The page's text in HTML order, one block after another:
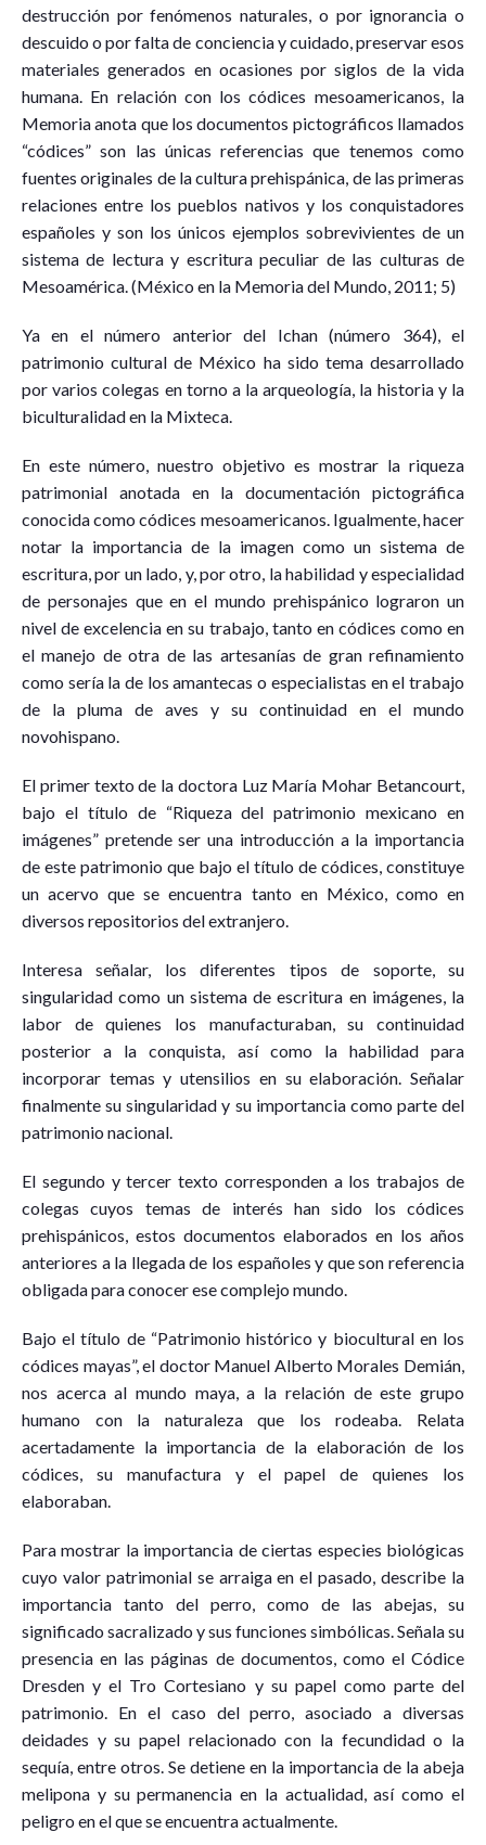
destrucción por fenómenos naturales, o por ignorancia o
descuido o por falta de conciencia y cuidado, preservar esos
materiales generados en ocasiones por siglos de la vida
humana. En relación con los códices mesoamericanos, la
Memoria anota que los documentos pictográficos llamados
“códices” son las únicas referencias que tenemos como
fuentes originales de la cultura prehispánica, de las primeras
relaciones entre los pueblos nativos y los conquistadores
españoles y son los únicos ejemplos sobrevivientes de un
sistema de lectura y escritura peculiar de las culturas de
Mesoamérica. (México en la Memoria del Mundo, 2011; 5)
Ya en el número anterior del Ichan (número 364), el
patrimonio cultural de México ha sido tema desarrollado
por varios colegas en torno a la arqueología, la historia y la
biculturalidad en la Mixteca.
En este número, nuestro objetivo es mostrar la riqueza
patrimonial anotada en la documentación pictográfica
conocida como códices mesoamericanos. Igualmente, hacer
notar la importancia de la imagen como un sistema de
escritura, por un lado, y, por otro, la habilidad y especialidad
de personajes que en el mundo prehispánico lograron un
nivel de excelencia en su trabajo, tanto en códices como en
el manejo de otra de las artesanías de gran refinamiento
como sería la de los amantecas o especialistas en el trabajo
de la pluma de aves y su continuidad en el mundo
novohispano.
El primer texto de la doctora Luz María Mohar Betancourt,
bajo el título de “Riqueza del patrimonio mexicano en
imágenes” pretende ser una introducción a la importancia
de este patrimonio que bajo el título de códices, constituye
un acervo que se encuentra tanto en México, como en
diversos repositorios del extranjero.
Interesa señalar, los diferentes tipos de soporte, su
singularidad como un sistema de escritura en imágenes, la
labor de quienes los manufacturaban, su continuidad
posterior a la conquista, así como la habilidad para
incorporar temas y utensilios en su elaboración. Señalar
finalmente su singularidad y su importancia como parte del
patrimonio nacional.
El segundo y tercer texto corresponden a los trabajos de
colegas cuyos temas de interés han sido los códices
prehispánicos, estos documentos elaborados en los años
anteriores a la llegada de los españoles y que son referencia
obligada para conocer ese complejo mundo.
Bajo el título de “Patrimonio histórico y biocultural en los
códices mayas”, el doctor Manuel Alberto Morales Demián,
nos acerca al mundo maya, a la relación de este grupo
humano con la naturaleza que los rodeaba. Relata
acertadamente la importancia de la elaboración de los
códices, su manufactura y el papel de quienes los
elaboraban.
Para mostrar la importancia de ciertas especies biológicas
cuyo valor patrimonial se arraiga en el pasado, describe la
importancia tanto del perro, como de las abejas, su
significado sacralizado y sus funciones simbólicas. Señala su
presencia en las páginas de documentos, como el Códice
Dresden y el Tro Cortesiano y su papel como parte del
patrimonio. En el caso del perro, asociado a diversas
deidades y su papel relacionado con la fecundidad o la
sequía, entre otros. Se detiene en la importancia de la abeja
melipona y su permanencia en la actualidad, así como el
peligro en el que se encuentra actualmente.